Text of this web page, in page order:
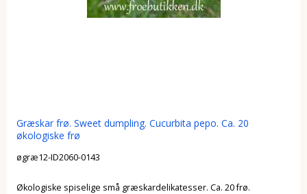
Græskar frø. Sweet dumpling. Cucurbita pepo. Ca. 20
økologiske frø
øgræ12-ID2060-0143
Økologiske spiselige små græskardelikatesser. Ca. 20 frø.